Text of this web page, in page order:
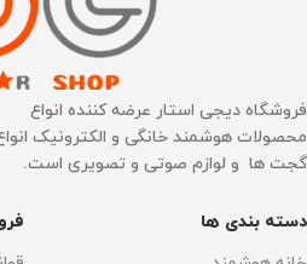
فروشگاه دیجی استار عرضه کننده انواع
محصولات هوشمند خانگی و الکترونیک
گجت ها و لوازم صوتی و تصویری است.
دسته بندی ها